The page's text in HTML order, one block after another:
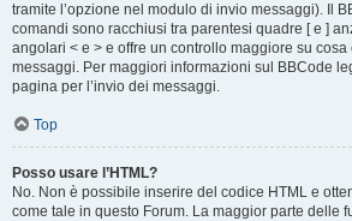
tramite l’opzione nel modulo di invio messaggi). Il
comandi sono racchiusi tra parentesi quadre [ e ]
angolari < e > e offre un controllo maggiore su
messaggi. Per maggiori informazioni sul BBCode
pagina per l’invio dei messaggi.
Top
Posso usare l’HTML?
No. Non è possibile inserire del codice HTML e
come tale in questo Forum. La maggior parte delle